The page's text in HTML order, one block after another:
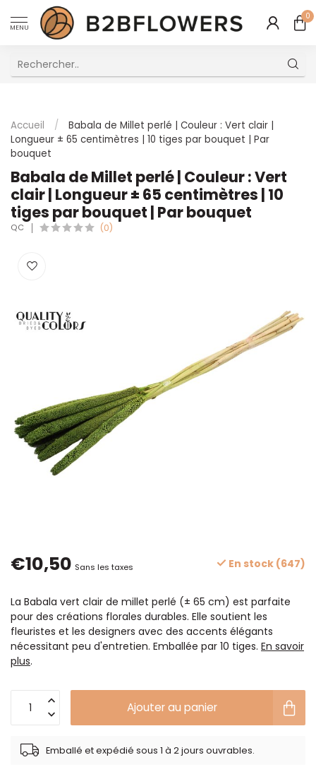
MENU
0
Accueil /
Babala de Millet perlé | Couleur : Vert clair |
Longueur ± 65 centimètres | 10 tiges par bouquet | Par
bouquet
Babala de Millet perlé | Couleur : Vert
clair | Longueur ± 65 centimètres | 10
tiges par bouquet | Par bouquet
QC (0)
€10,50 Sans les taxes En stock (647)
La Babala vert clair de millet perlé (± 65 cm) est parfaite
pour des créations florales durables. Elle soutient les
fleuristes et les designers avec des accents élégants
nécessitant peu d'entretien. Emballée par 10 tiges. En savoir
plus.
Ajouter au panier
Emballé et expédié sous 1 à 2 jours ouvrables.